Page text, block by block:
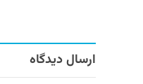
ارسال دیدگاه